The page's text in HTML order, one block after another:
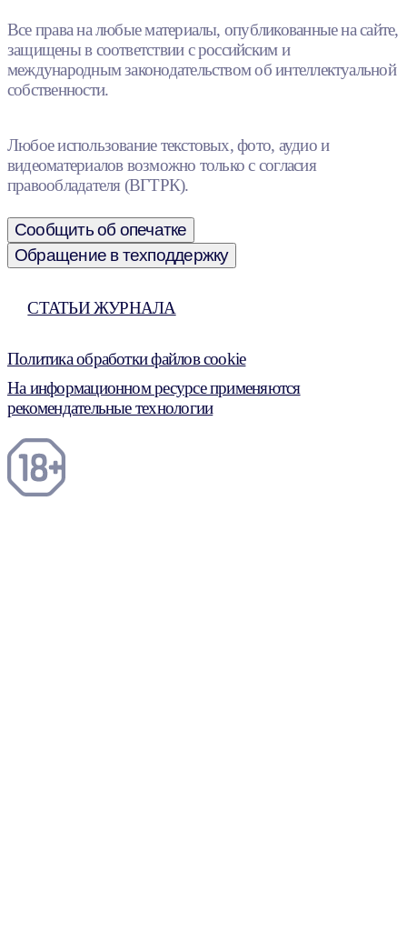
Все права на любые материалы, опубликованные на сайте,
защищены в соответствии с российским и
международным законодательством об интеллектуальной
собственности.
Любое использование текстовых, фото, аудио и
видеоматериалов возможно только с согласия
правообладателя (ВГТРК).
Сообщить об опечатке
Обращение в техподдержку
СТАТЬИ ЖУРНАЛА
Политика обработки файлов cookie
На информационном ресурсе применяются
рекомендательные технологии